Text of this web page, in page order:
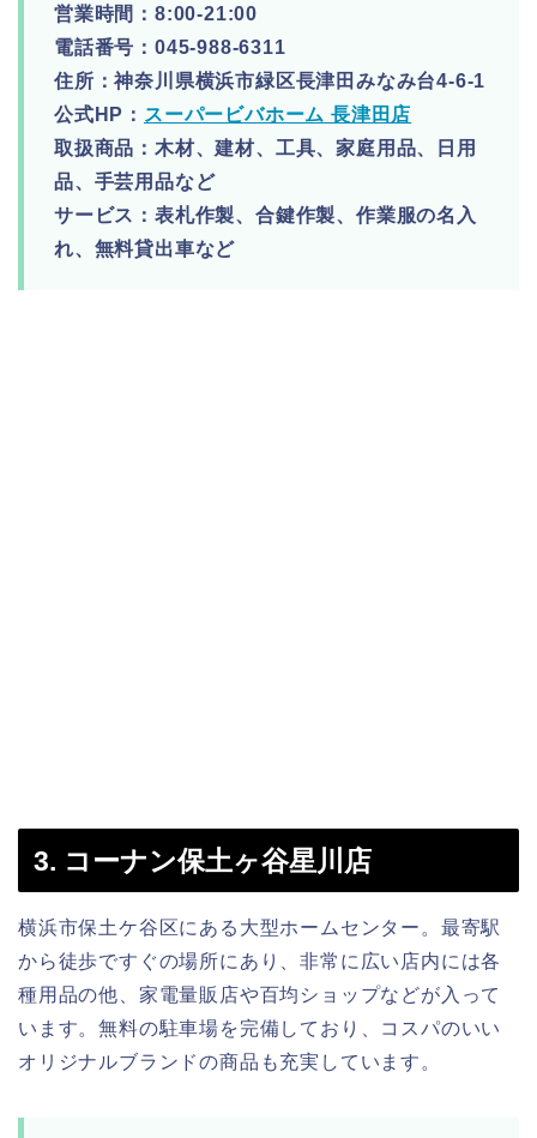
営業時間：8:00-21:00
電話番号：045-988-6311
住所：神奈川県横浜市緑区長津田みなみ台4-6-1
公式HP： スーパービバホーム 長津田店
取扱商品：木材、建材、工具、家庭用品、日用
品、手芸用品など
サービス：表札作製、合鍵作製、作業服の名入
れ、無料貸出車など
3. コーナン保土ヶ谷星川店
横浜市保土ケ谷区にある大型ホームセンター。最寄駅
から徒歩ですぐの場所にあり、非常に広い店内には各
種用品の他、家電量販店や百均ショップなどが入って
います。無料の駐車場を完備しており、コスパのいい
オリジナルブランドの商品も充実しています。